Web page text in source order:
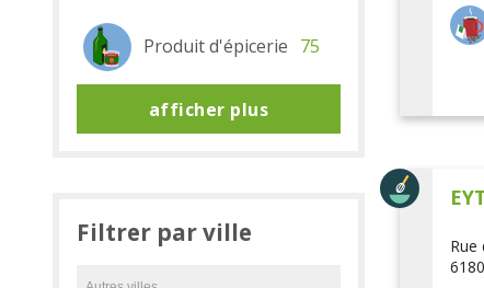
Rue
Produit d'épicerie 75
afficher plus
Filtrer par ville